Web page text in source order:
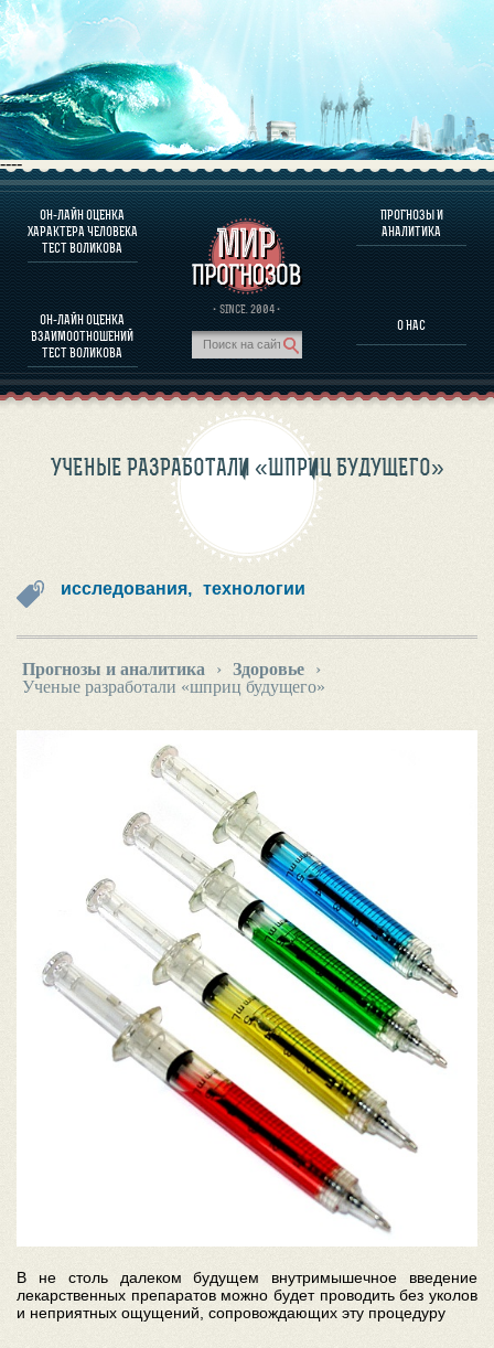
----
ОН-ЛАЙН ОЦЕНКА
ХАРАКТЕРА ЧЕЛОВЕКА
ТЕСТ ВОЛИКОВА
ОН-ЛАЙН ОЦЕНКА
ВЗАИМООТНОШЕНИЙ
ТЕСТ ВОЛИКОВА
· SINCE. 2004 ·
ПРОГНОЗЫ И
АНАЛИТИКА
О НАС
О ПРОГРАММЕ
ОЦЕНКА ХАРАКТЕРA ЧЕЛОВЕКА
ОЦЕНКА ХАРАКТЕРА ВЫДАЮЩИХСЯ ЛИЧНОСТЕЙ
О ПРОГРАММЕ
ПРОГНОЗЫ И АНАЛИТИКА
УЧЕНЫЕ РАЗРАБОТАЛИ «ШПРИЦ БУДУЩЕГО»
исследования, технологии
Прогнозы и аналитика › Здоровье
›
Ученые разработали «шприц будущего»
В не столь далеком будущем внутримышечное введение
лекарственных препаратов можно будет проводить без уколов
и неприятных ощущений, сопровождающих эту процедуру